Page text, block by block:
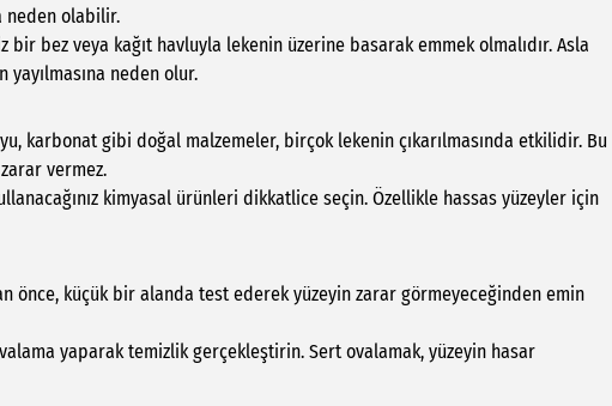
neden olabilir.
bir bez veya kağıt havluyla lekenin üzerine basarak emmek olmalıdır. Asla
neden olur.
karbonat gibi doğal malzemeler, birçok lekenin çıkarılmasında etkilidir. Bu
vermez.
kimyasal ürünleri dikkatlice seçin. Özellikle hassas yüzeyler için
önce, küçük bir alanda test ederek yüzeyin zarar görmeyeceğinden emin
yaparak temizlik gerçekleştirin. Sert ovalamak, yüzeyin hasar